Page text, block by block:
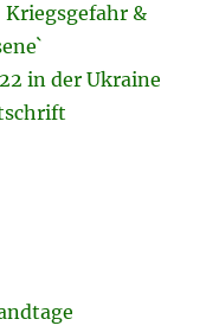
&
in der Ukraine